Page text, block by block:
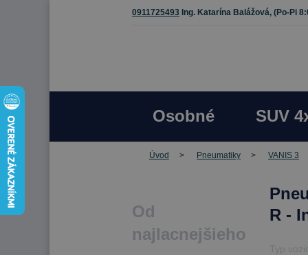
0911725493 Ing. Katarína Balážová, (Po-Pi
Osobné SUV
Úvod Pneumatiky VANIS 3
Od
najlacnejšieho
R -
Typ